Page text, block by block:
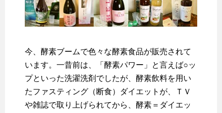
今、酵素ブームで色々な酵素食品が販売されて
います。一昔前は、「酵素パワー」と言えば○ッ
プといった洗濯洗剤でしたが、酵素飲料を用い
たファスティング（断食）ダイエットが、ＴＶ
や雑誌で取り上げられてから、酵素＝ダイエッ